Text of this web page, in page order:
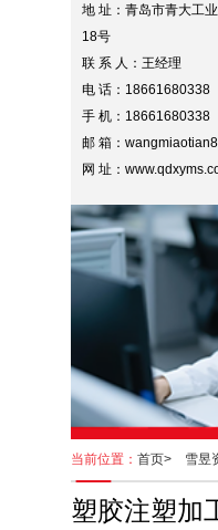
地 址：青岛市青大工
18号
联 系 人：王经理
电 话：18661680338
手 机：18661680338
邮 箱：
网 址：
当前位置： 首页> 雪昱
塑胶注塑加